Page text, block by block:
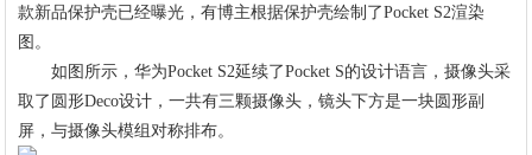
款新品保护壳已经曝光，有博主根据保护壳绘制了Pocket S2渲染
图。
如图所示，华为Pocket S2延续了Pocket S的设计语言，摄像头采
取了圆形Deco设计，一共有三颗摄像头，镜头下方是一块圆形副
屏，与摄像头模组对称排布。